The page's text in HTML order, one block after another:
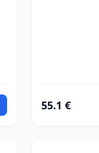
55.1 €